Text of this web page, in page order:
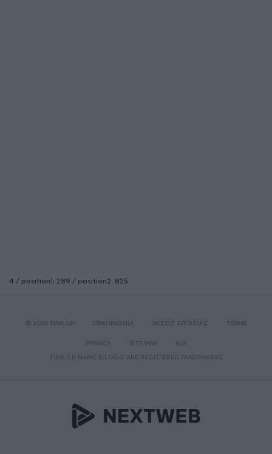
4 / position1: 289 / position2: 825
© 2026 PINK.GR ΕΠΙΚΟΙΝΩΝΙΑ ΘΕΣΕΙΣ ΕΡΓΑΣΙΑΣ TERMS
PRIVACY SITE MAP
RSS
PINK.GR NAME & LOGO ARE REGISTERED TRADEMARKS